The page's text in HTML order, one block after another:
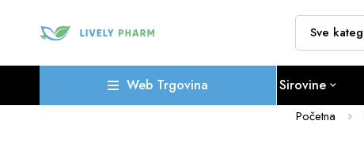
Web Trgovina Sirovine
Početna